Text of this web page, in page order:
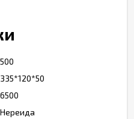
500
335*120*50
6500
Нереида